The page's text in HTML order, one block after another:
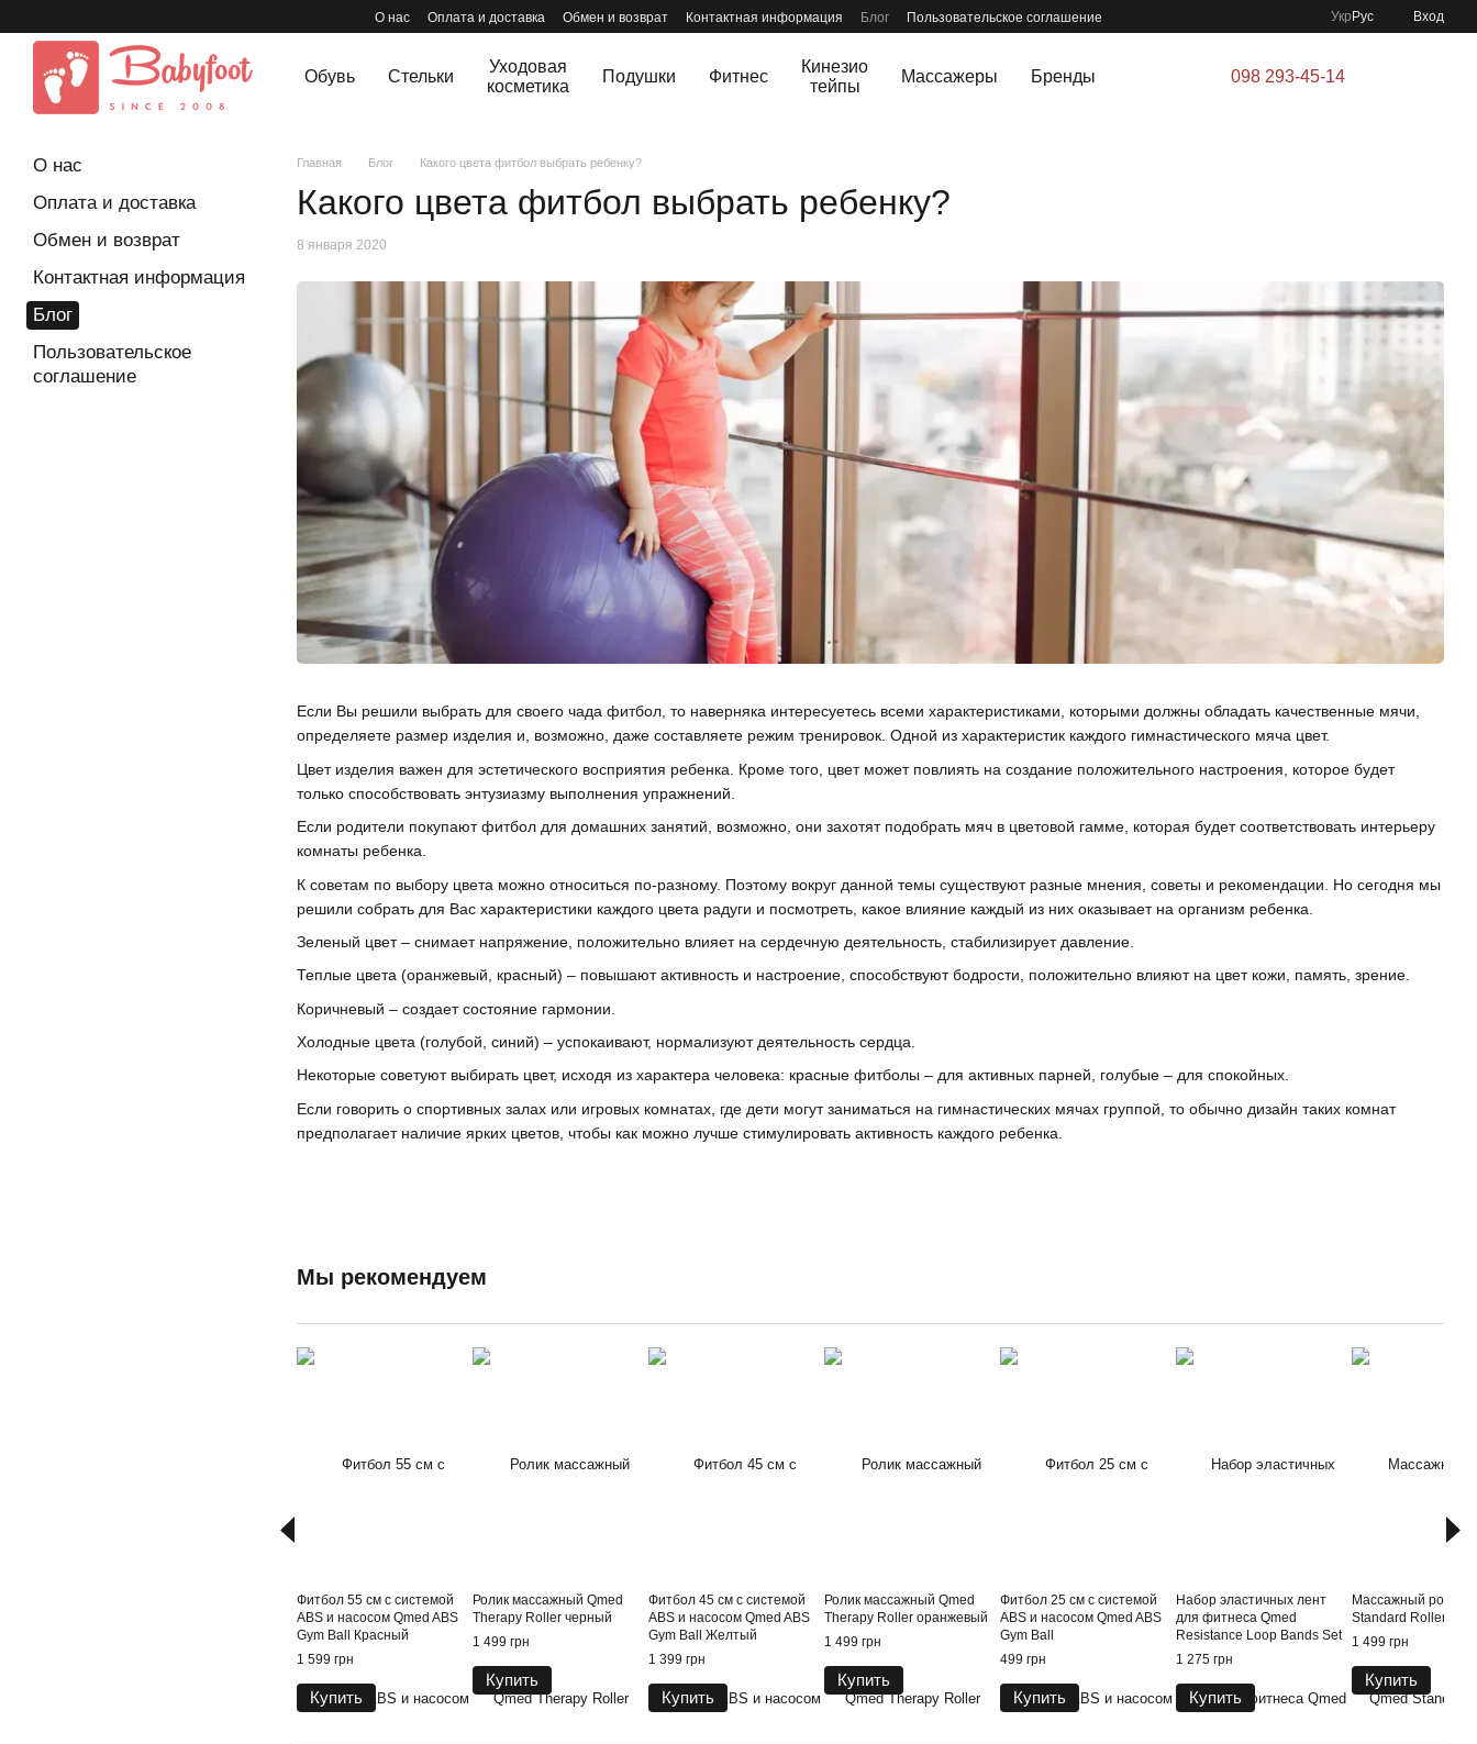
О нас Оплата и доставка Обмен и возврат Контактная информация Блог Пользовательское соглашение Укр Рус Вход
Обувь Стельки
Уходовая
косметика
Подушки Фитнес
Кинезио
тейпы
Массажеры Бренды 098 293-45-14
Главная Блог Какого цвета фитбол выбрать ребенку?
Какого цвета фитбол выбрать ребенку?
8 января 2020
Если Вы решили выбрать для своего чада фитбол, то наверняка интересуетесь всеми характеристиками, которыми должны обладать качественные мячи,
определяете размер изделия и, возможно, даже составляете режим тренировок. Одной из характеристик каждого гимнастического мяча цвет.
Цвет изделия важен для эстетического восприятия ребенка. Кроме того, цвет может повлиять на создание положительного настроения, которое будет
только способствовать энтузиазму выполнения упражнений.
Если родители покупают фитбол для домашних занятий, возможно, они захотят подобрать мяч в цветовой гамме, которая будет соответствовать интерьеру
комнаты ребенка.
К советам по выбору цвета можно относиться по-разному. Поэтому вокруг данной темы существуют разные мнения, советы и рекомендации. Но сегодня мы
решили собрать для Вас характеристики каждого цвета радуги и посмотреть, какое влияние каждый из них оказывает на организм ребенка.
Зеленый цвет – снимает напряжение, положительно влияет на сердечную деятельность, стабилизирует давление.
Теплые цвета (оранжевый, красный) – повышают активность и настроение, способствуют бодрости, положительно влияют на цвет кожи, память, зрение.
Коричневый – создает состояние гармонии.
Холодные цвета (голубой, синий) – успокаивают, нормализуют деятельность сердца.
Некоторые советуют выбирать цвет, исходя из характера человека: красные фитболы – для активных парней, голубые – для спокойных.
Если говорить о спортивных залах или игровых комнатах, где дети могут заниматься на гимнастических мячах группой, то обычно дизайн таких комнат
предполагает наличие ярких цветов, чтобы как можно лучше стимулировать активность каждого ребенка.
Мы рекомендуем
Фитбол 55 см с системой
ABS и насосом Qmed ABS
Gym Ball Красный
1 599 грн
Купить
Ролик массажный Qmed
Therapy Roller черный
1 499 грн
Купить
Фитбол 45 см с системой
ABS и насосом Qmed ABS
Gym Ball Желтый
1 399 грн
Купить
Ролик массажный Qmed
Therapy Roller оранжевый
1 499 грн
Купить
Фитбол 25 см с системой
ABS и насосом Qmed ABS
Gym Ball
499 грн
Купить
Набор эластичных лент
для фитнеса Qmed
Resistance Loop Bands Set
1 275 грн
Купить
Массажный ролик
Standard Roller
1 499 грн
Купить
О нас
Оплата и доставка
Обмен и возврат
Контактная информация
Блог
Пользовательское
соглашение